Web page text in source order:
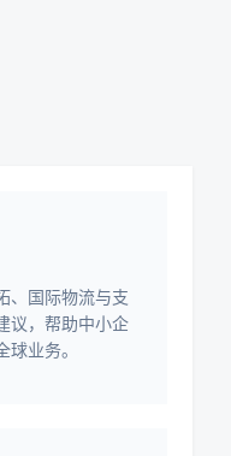
、国际物流与支
议，帮助中小企
业务。